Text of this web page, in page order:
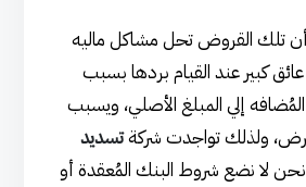
تلك القروض تحل مشاكل ماليه
عائق كبير عند القيام بردها بسبب
إلي المبلغ الأصلي، ويسبب
ولذلك تواجدت شركةتسديد
نحن لا نضع شروط البنك المُعقدة أو